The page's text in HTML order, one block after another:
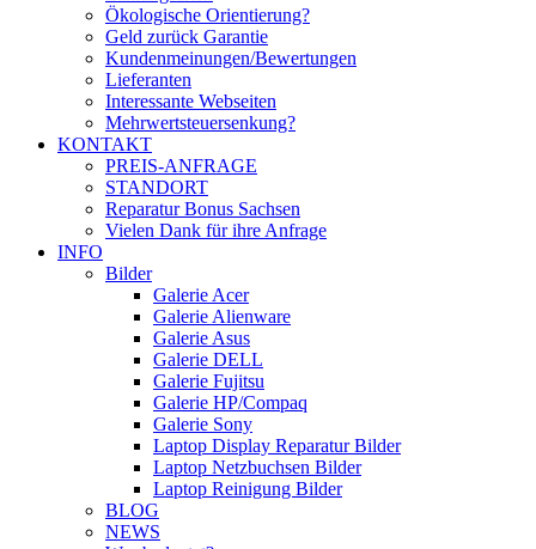
Ökologische Orientierung?
Geld zurück Garantie
Kundenmeinungen/Bewertungen
Lieferanten
Interessante Webseiten
Mehrwertsteuersenkung?
KONTAKT
PREIS-ANFRAGE
STANDORT
Reparatur Bonus Sachsen
Vielen Dank für ihre Anfrage
INFO
Bilder
Galerie Acer
Galerie Alienware
Galerie Asus
Galerie DELL
Galerie Fujitsu
Galerie HP/Compaq
Galerie Sony
Laptop Display Reparatur Bilder
Laptop Netzbuchsen Bilder
Laptop Reinigung Bilder
BLOG
NEWS